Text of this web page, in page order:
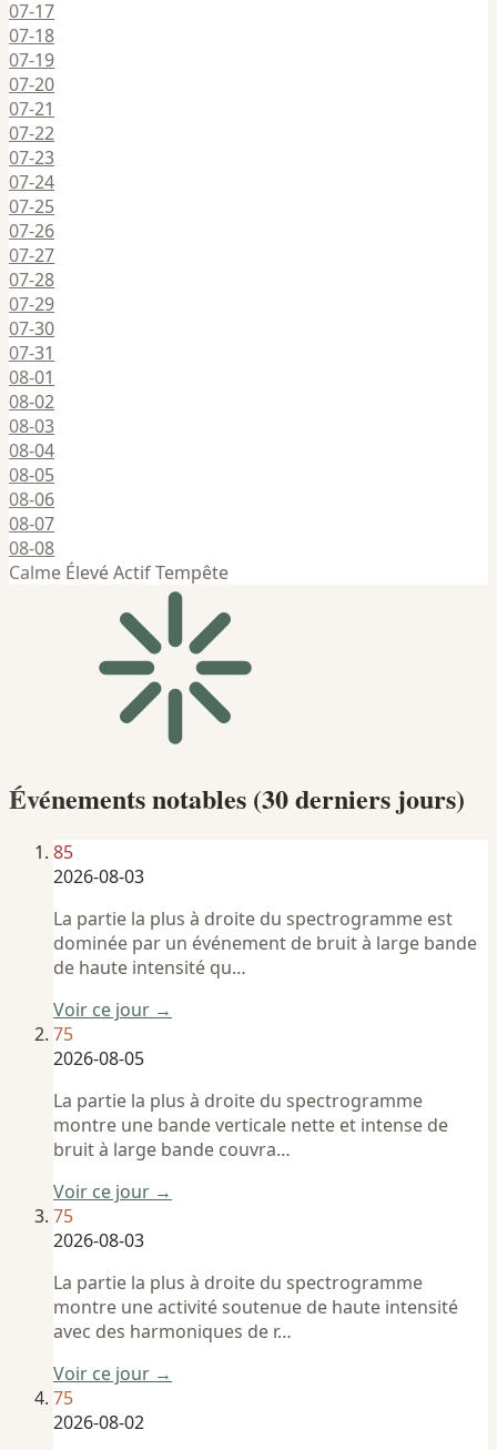
07-17
07-18
07-19
07-20
07-21
07-22
07-23
07-24
07-25
07-26
07-27
07-28
07-29
07-30
07-31
08-01
08-02
08-03
08-04
08-05
08-06
08-07
08-08
Calme ÉlevéActifTempête
Événements notables (30 derniers jours)
85
2026-08-03
La partie la plus à droite du spectrogramme est
dominée par un événement de bruit à large bande
de haute intensité qu…
Voir ce jour →
75
2026-08-05
La partie la plus à droite du spectrogramme
montre une bande verticale nette et intense de
bruit à large bande couvra…
Voir ce jour →
75
2026-08-03
La partie la plus à droite du spectrogramme
montre une activité soutenue de haute intensité
avec des harmoniques de r…
Voir ce jour →
75
2026-08-02